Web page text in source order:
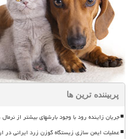
پربیننده ترین ها
جریان زاینده رود با وجود بارشهای بیشتر از
عملیات ایمن سازی زیستگاه گوزن زرد ایرانی در